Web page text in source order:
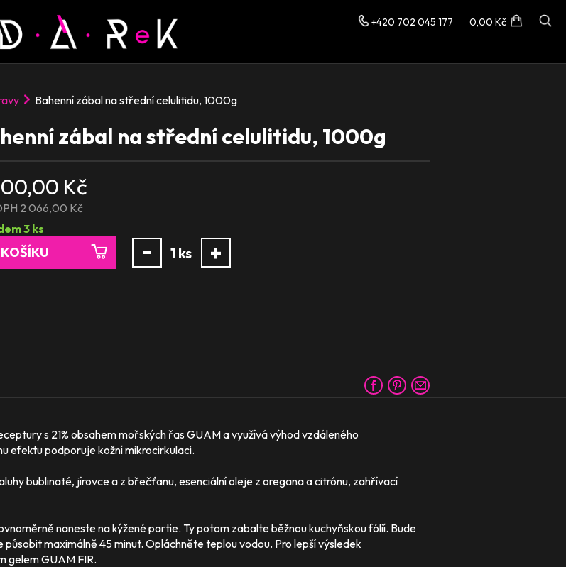
+420 702 045 177 0,00 Kč
Bahenní zábal na střední celulitidu, 1000g
zábal na střední celulitidu, 1000g
Kč
2 066,00 Kč
3 ks
- 1 ks +
s 21% obsahem mořských řas GUAM a využívá výhod vzdáleného
efektu podporuje kožní mikrocirkulaci.
bublinaté, jírovce a z břečťanu, esenciální oleje z oregana a citrónu, zahřívací
naneste na kýžené partie. Ty potom zabalte běžnou kuchyňskou fólií. Bude
maximálně 45 minut. Opláchněte teplou vodou. Pro lepší výsledek
gelem GUAM FIR.